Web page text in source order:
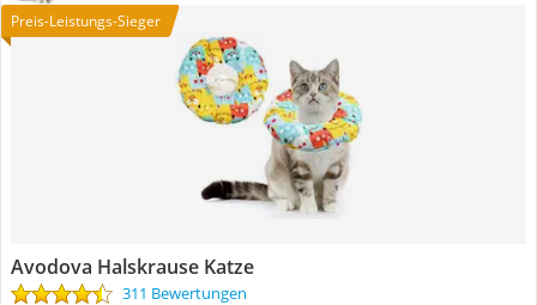
Preis-Leistungs-Sieger
Avodova Halskrause Katze
311 Bewertungen